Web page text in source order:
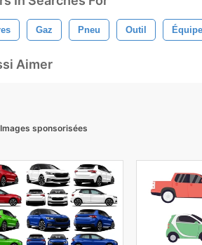
Gaz Pneu Outil
Aimer
Images sponsorisées